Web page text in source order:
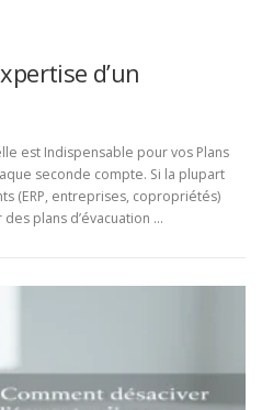
d’un
est Indispensable pour vos Plans
seconde compte. Si la plupart
(ERP, entreprises, copropriétés)
plans d’évacuation …